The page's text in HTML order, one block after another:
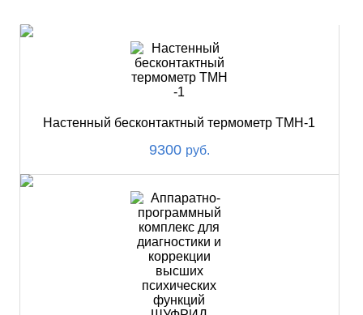
Настенный бесконтактный термометр ТМН-1
9300 руб.